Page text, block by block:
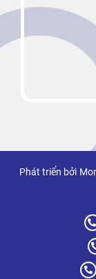
Phát triển bởi